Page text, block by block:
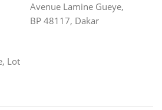
Avenue Lamine Gueye,
BP 48117, Dakar
Lot